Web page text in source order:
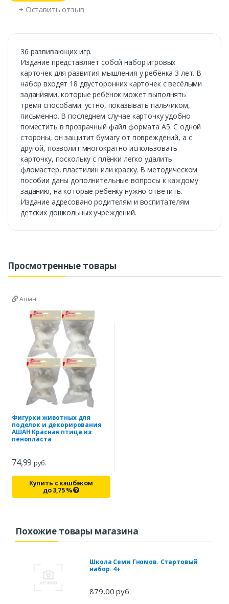
+ Оставить отзыв
36 развивающих игр.
Издание представляет собой набор игровых
карточек для развития мышления у ребёнка 3 лет. В
набор входят 18 двусторонних карточек с весёлыми
заданиями, которые ребёнок может выполнять
тремя способами: устно, показывать пальчиком,
письменно. В последнем случае карточку удобно
поместить в прозрачный файл формата А5. С одной
стороны, он защитит бумагу от повреждений, а с
другой, позволит многократно использовать
карточку, поскольку с плёнки легко удалить
фломастер, пластилин или краску. В методическом
пособии даны дополнительные вопросы к каждому
заданию, на которые ребёнку нужно ответить.
Издание адресовано родителям и воспитателям
детских дошкольных учреждений.
Просмотренные товары
Ашан
Фигурки животных для
поделок и декорирования
АШАН Красная птица из
пенопласта
74,99руб.
Купить с кэшбэком
до3,75%
Похожие товары магазина
Школа Семи Гномов. Стартовый
набор. 4+
879,00 руб.